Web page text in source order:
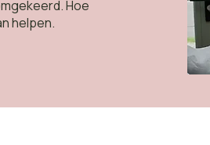
Hoe
helpen.